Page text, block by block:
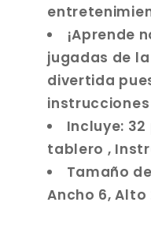
¡Aprende
jugadas de
divertida
Incluye:
tablero ,
Tamaño
Ancho 6, Alto